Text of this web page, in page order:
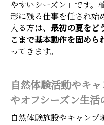
やすいシーズン」です。
形に残る仕事を任され始
入る方は、 最初の夏をど
こまで基本動作を固めら
ってきます。
自然体験活動やキ
やオフシーズン生活
自然体験施設やキャンプ